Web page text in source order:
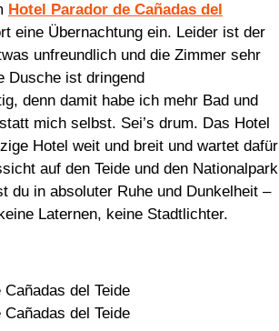
Hotel Parador de Cañadas del
eine Übernachtung ein. Leider ist der
unfreundlich und die Zimmer sehr
Dusche ist dringend
denn damit habe ich mehr Bad und
mich selbst. Sei’s drum. Das Hotel
Hotel weit und breit und wartet dafür
auf den Teide und den Nationalpark
du in absoluter Ruhe und Dunkelheit –
Laternen, keine Stadtlichter.